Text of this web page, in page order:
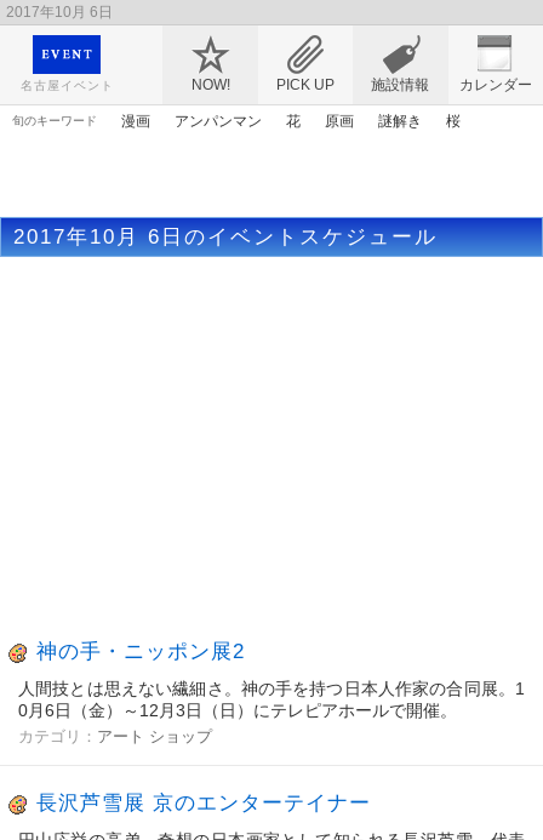
2017年10月 6日
映画や音楽コンサート、レジャーやアート、テレビ、ショップ、出会い、転職まで名古
屋のイベント情報を幅広く掲載
名古屋イベント NOW! PICK UP カレンダー
施設情報
旬のキーワード 漫画 アンパンマン 花 原画 謎解き
桜
2017年10月 6日のイベントスケジュール
神の手・ニッポン展2
人間技とは思えない繊細さ。神の手を持つ日本人作家の合同展。1
0月6日（金）～12月3日（日）にテレピアホールで開催。
カテゴリ： アート ショップ
長沢芦雪展 京のエンターテイナー